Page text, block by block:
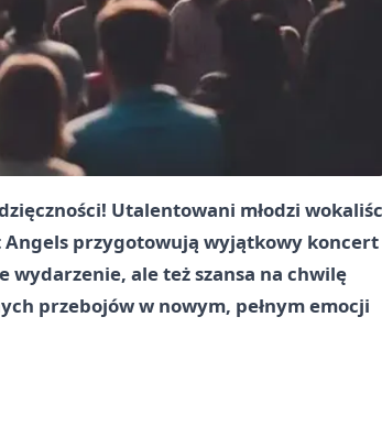
Utalentowani młodzi
Angels przygotowują wyjątkowy koncert
ale też szansa na chwilę
przebojów w nowym, pełnym emocji